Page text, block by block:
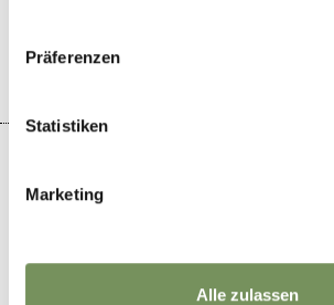
Präferenzen
Statistiken
Marketing
Alle zulassen
−